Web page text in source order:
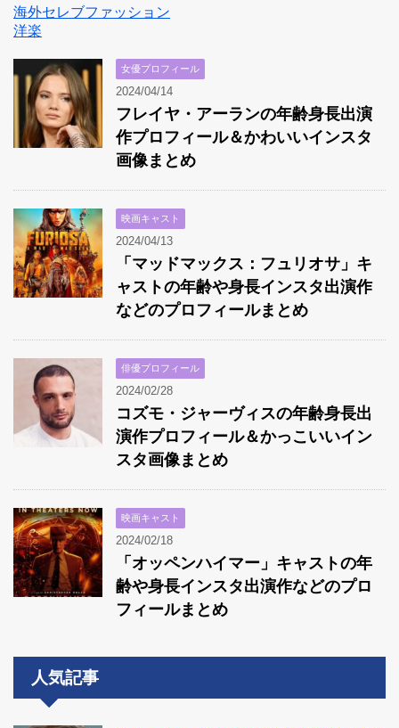
海外セレブファッション
洋楽
女優プロフィール
2024/04/14
フレイヤ・アーランの年齢身長出演
作プロフィール＆かわいいインスタ
画像まとめ
映画キャスト
2024/04/13
「マッドマックス：フュリオサ」キ
ャストの年齢や身長インスタ出演作
などのプロフィールまとめ
俳優プロフィール
2024/02/28
コズモ・ジャーヴィスの年齢身長出
演作プロフィール＆かっこいいイン
スタ画像まとめ
映画キャスト
2024/02/18
「オッペンハイマー」キャストの年
齢や身長インスタ出演作などのプロ
フィールまとめ
人気記事